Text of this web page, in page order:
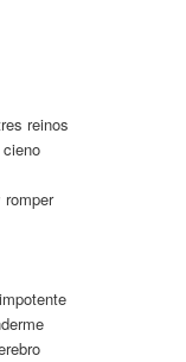
reinos
romper